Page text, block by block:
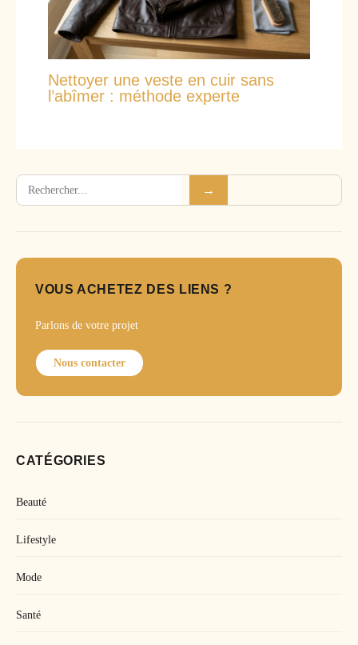
Nettoyer une veste en cuir sans
l’abîmer : méthode experte
Rechercher →
VOUS ACHETEZ DES LIENS ?
Parlons de votre projet
Nous contacter
CATÉGORIES
Beauté
Lifestyle
Mode
Santé